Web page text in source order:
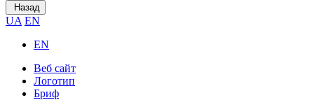
Назад
UA EN
EN
Веб сайт
Логотип
Бриф